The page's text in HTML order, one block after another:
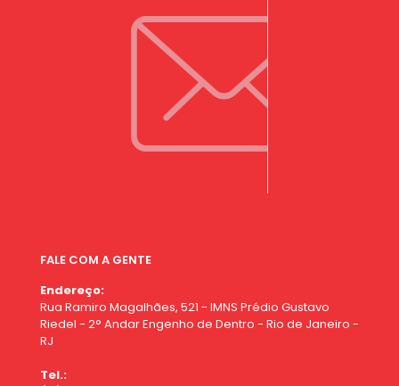
FALE COM A GENTE
Endereço:
Rua Ramiro Magalhães, 521 - IMNS Prédio Gustavo
Riedel - 2° Andar Engenho de Dentro - Rio de Janeiro -
RJ
Tel.: